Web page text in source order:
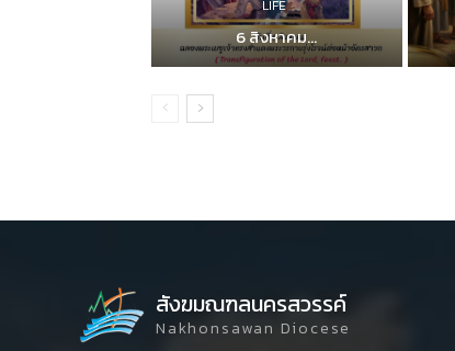
LIFE
6 สิงหาคม...
สังฆมณฑลนครสวรรค์
Nakhonsawan Diocese